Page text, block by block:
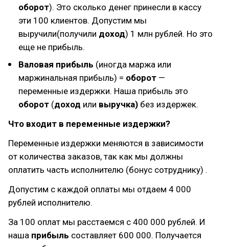
оборот). Это сколько денег принесли в кассу
эти 100 клиентов. Допустим мы
выручили(получили доход) 1 млн рублей. Но это
еще не прибыль.
Валовая прибыль (иногда маржа или
маржинальная прибыль) = оборот —
переменные издержки. Наша прибыль это
оборот (доход или выручка) без издержек.
Что входит в переменные издержки?
Переменные издержки меняются в зависимости
от количества заказов, так как мы должны
оплатить часть исполнителю (бонус сотруднику) .
Допустим с каждой оплаты мы отдаем 4 000
рублей исполнителю.
За 100 оплат мы расстаемся с 400 000 рублей. И
наша прибыль составляет 600 000. Получается